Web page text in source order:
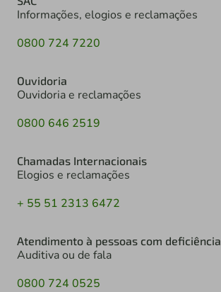
Informações, elogios e reclamações
0800 724 7220
Ouvidoria
Ouvidoria e reclamações
0800 646 2519
Chamadas Internacionais
Elogios e reclamações
+ 55 51 2313 6472
Atendimento à pessoas com deficiência
Auditiva ou de fala
0800 724 0525